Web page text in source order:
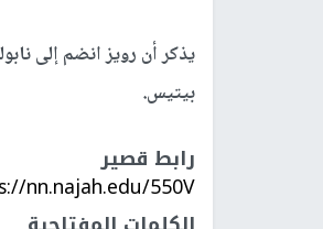
بيتيس.
رابط قصير
nn.najah.edu/550V/